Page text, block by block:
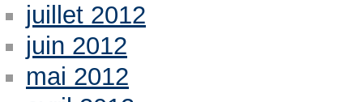
juillet 2012
juin 2012
mai 2012